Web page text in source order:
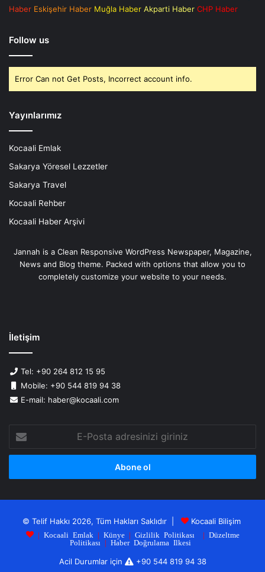
Haber Eskişehir Haber Muğla Haber Akparti Haber CHP Haber
Follow us
Error Can not Get Posts, Incorrect account info.
Yayınlarımız
Kocaali Emlak
Sakarya Yöresel Lezzetler
Sakarya Travel
Kocaali Rehber
Kocaali Haber Arşivi
Jannah is a Clean Responsive WordPress Newspaper, Magazine,
News and Blog theme. Packed with options that allow you to
completely customize your website to your needs.
İletişim
Tel: +90 264 812 15 95
Mobile: +90 544 819 94 38
E-mail: haber@kocaali.com
Posta
adresinizi
© Telif Hakkı 2026, Tüm Hakları Saklıdır | Kocaali Bilişim
| Kocaali Emlak | Künye| Gizlilik Politikası | Düzeltme
Politikası | Haber Doğrulama Ilkesi
Acil Durumlar için +90 544 819 94 38